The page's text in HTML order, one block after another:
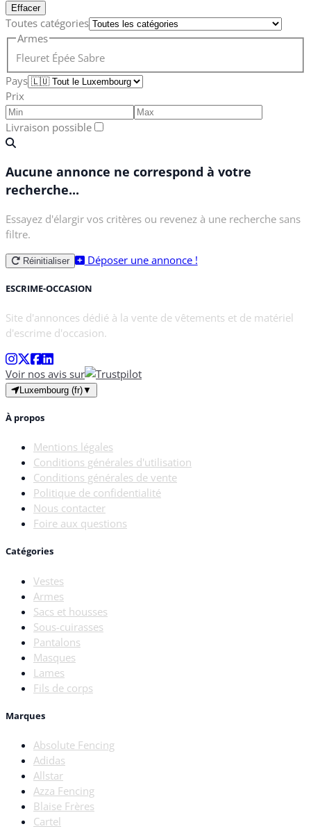
Effacer
Toutes catégories
Armes
Fleuret Épée Sabre
Pays
Prix
Livraison possible
Aucune annonce ne correspond à votre
recherche...
Essayez d'élargir vos critères ou revenez à une recherche sans
filtre.
Réinitialiser Déposer une annonce !
ESCRIME-OCCASION
Site d'annonces dédié à la vente de vêtements et de matériel
d'escrime d'occasion.
Voir nos avis sur
Luxembourg (fr)▼
À propos
Mentions légales
Conditions générales d'utilisation
Conditions générales de vente
Politique de confidentialité
Nous contacter
Foire aux questions
Catégories
Vestes
Armes
Sacs et housses
Sous-cuirasses
Pantalons
Masques
Lames
Fils de corps
Marques
Absolute Fencing
Adidas
Allstar
Azza Fencing
Blaise Frères
Cartel